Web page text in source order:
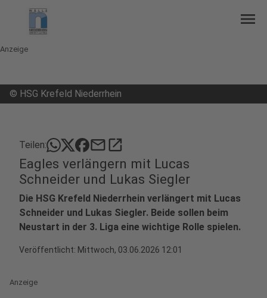
menu
Anzeige
© HSG Krefeld Niederrhein
Teilen: mailopen_in_new
Eagles verlängern mit Lucas
Schneider und Lukas Siegler
Die HSG Krefeld Niederrhein verlängert mit Lucas
Schneider und Lukas Siegler. Beide sollen beim
Neustart in der 3. Liga eine wichtige Rolle spielen.
Veröffentlicht: Mittwoch, 03.06.2026 12:01
Anzeige